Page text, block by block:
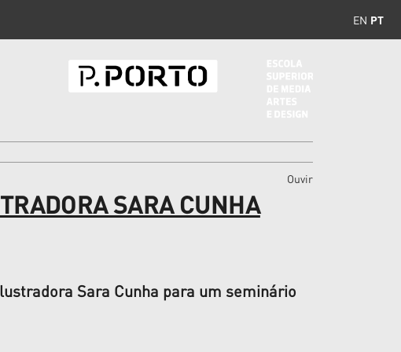
EN PT
Ouvir
SARA CUNHA
Sara Cunha para um seminário